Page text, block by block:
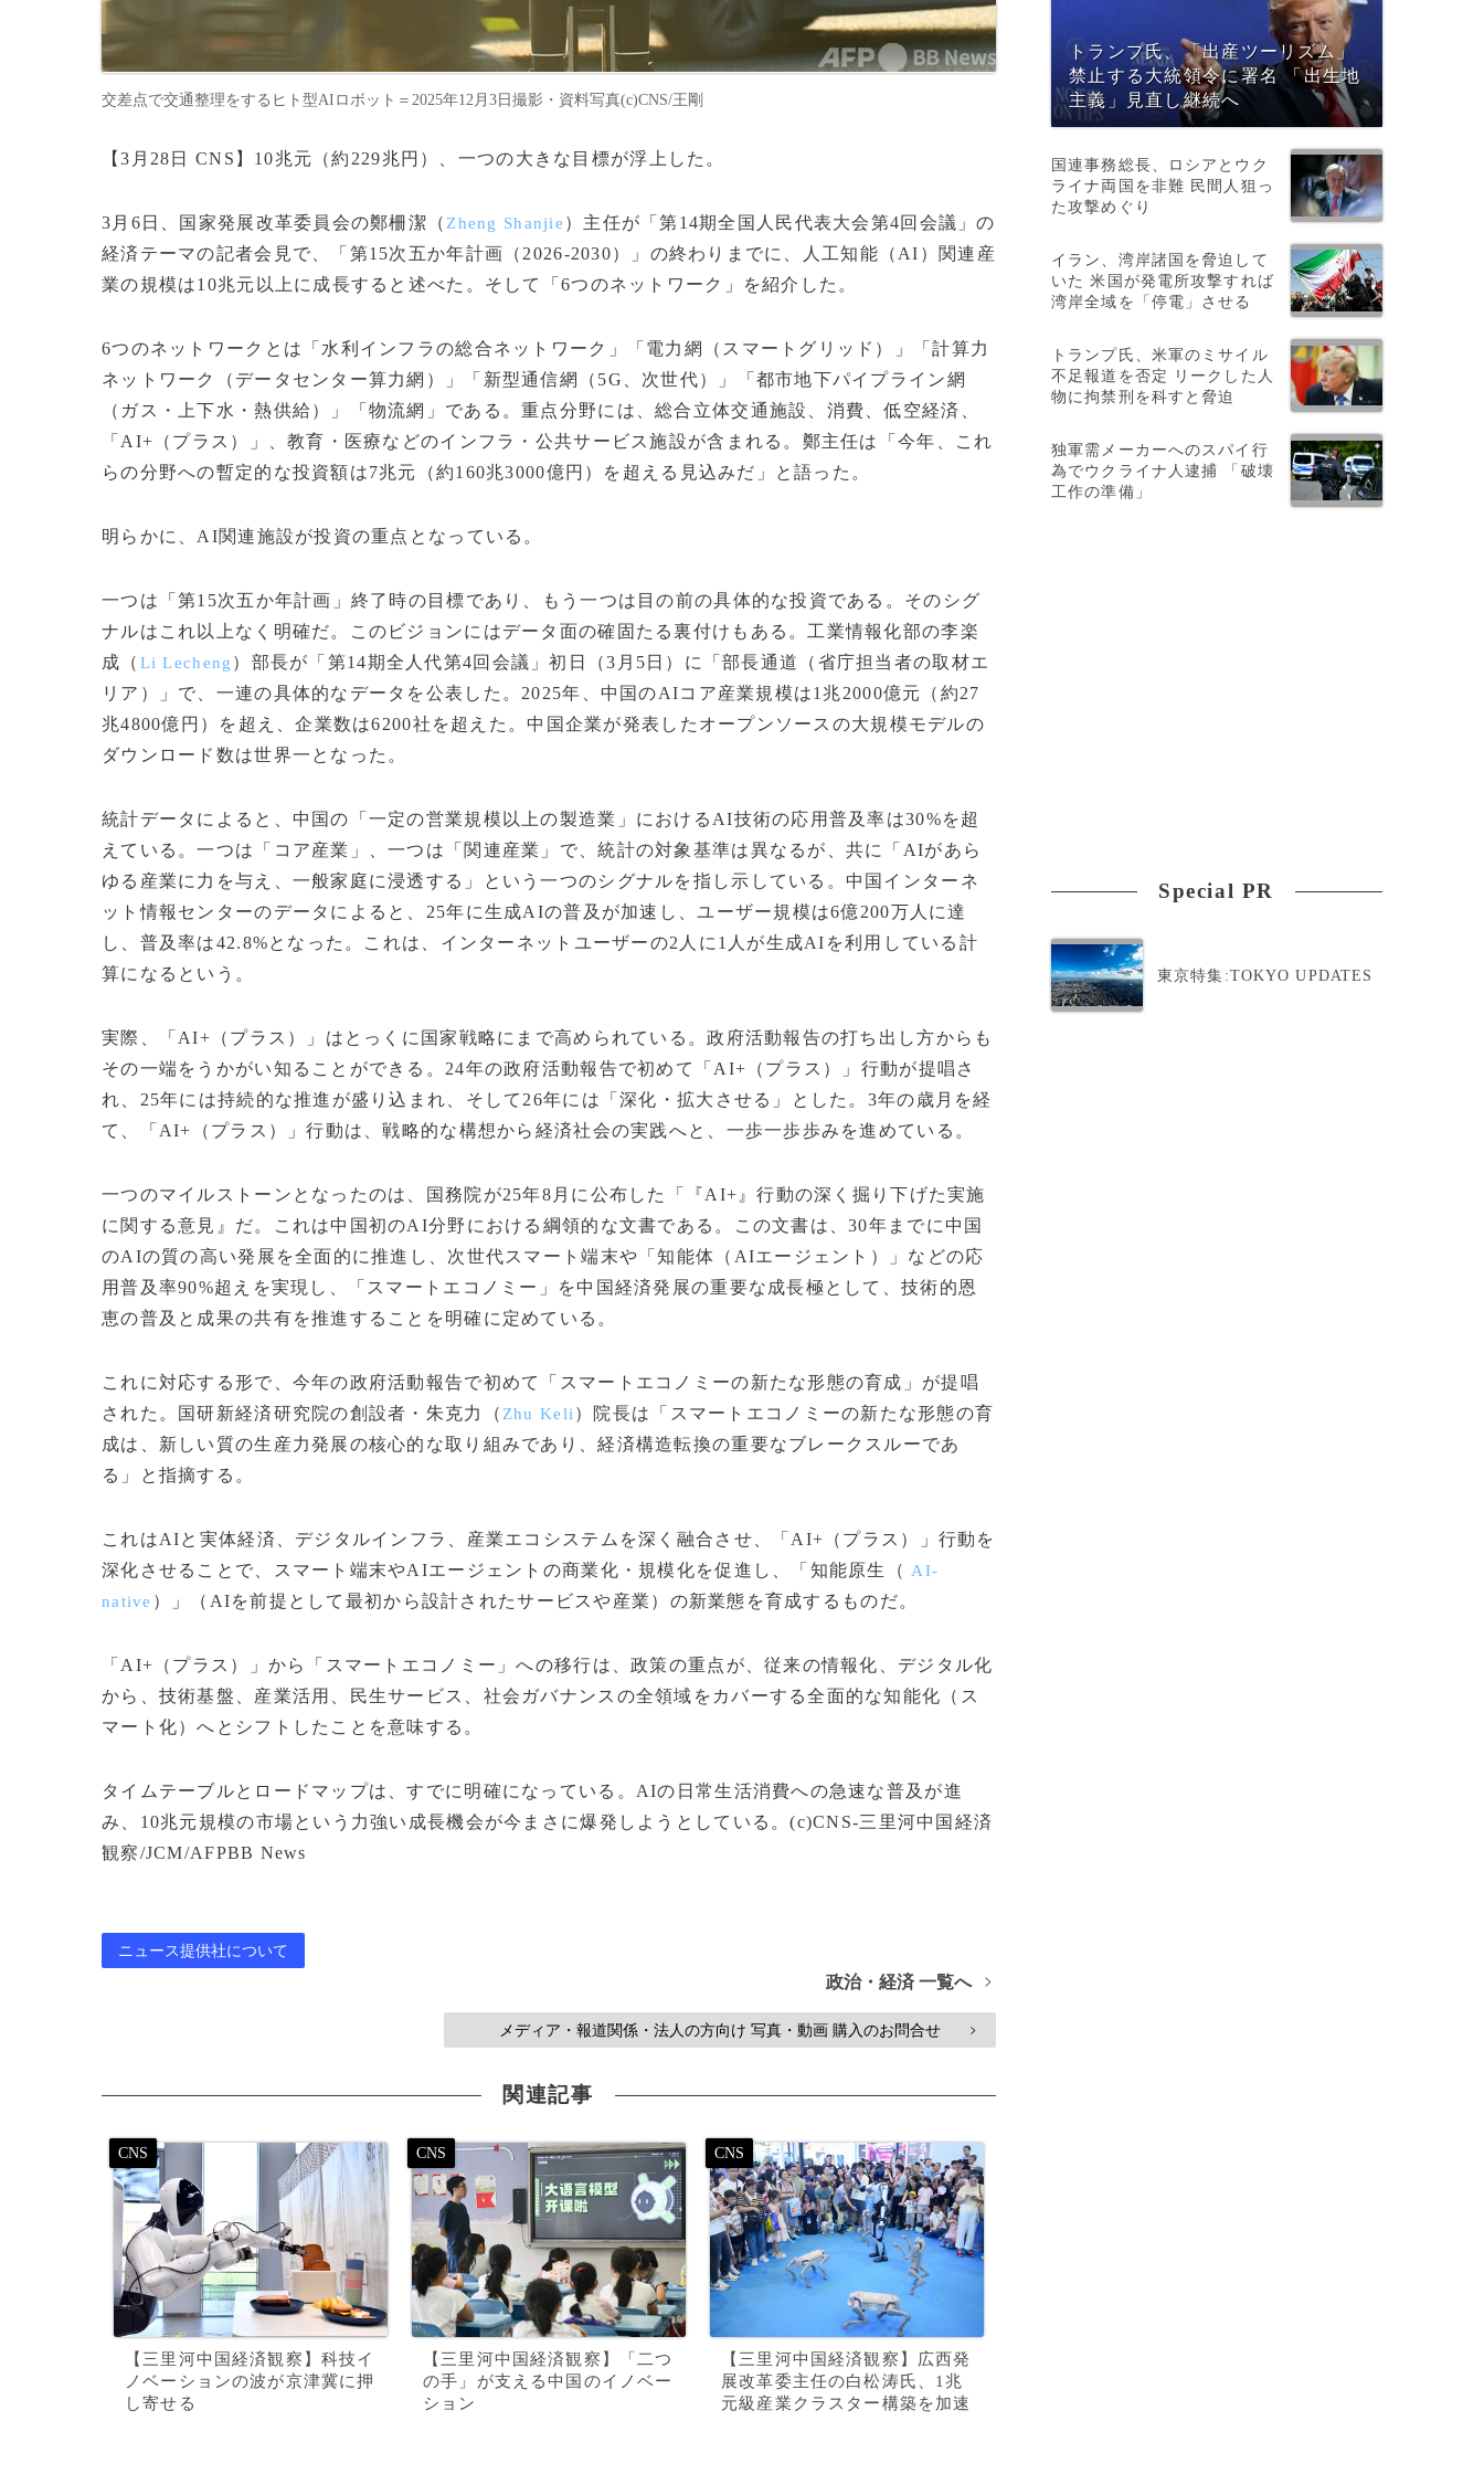
交差点で交通整理をするヒト型AIロボット＝2025年12月3日撮影・資料写真(c)CNS/王剛
【3月28日 CNS】10兆元（約229兆円）、一つの大きな目標が浮上した。
3月6日、国家発展改革委員会の鄭柵潔（ Zheng Shanjie ）主任が「第14期全国人民代表大会第4回会議」の
経済テーマの記者会見で、「第15次五か年計画（2026-2030）」の終わりまでに、人工知能（AI）関連産
業の規模は10兆元以上に成長すると述べた。そして「6つのネットワーク」を紹介した。
6つのネットワークとは「水利インフラの総合ネットワーク」「電力網（スマートグリッド）」「計算力
ネットワーク（データセンター算力網）」「新型通信網（5G、次世代）」「都市地下パイプライン網
（ガス・上下水・熱供給）」「物流網」である。重点分野には、総合立体交通施設、消費、低空経済、
「AI+（プラス）」、教育・医療などのインフラ・公共サービス施設が含まれる。鄭主任は「今年、これ
らの分野への暫定的な投資額は7兆元（約160兆3000億円）を超える見込みだ」と語った。
明らかに、AI関連施設が投資の重点となっている。
一つは「第15次五か年計画」終了時の目標であり、もう一つは目の前の具体的な投資である。そのシグ
ナルはこれ以上なく明確だ。このビジョンにはデータ面の確固たる裏付けもある。工業情報化部の李楽
成（ Li Lecheng ）部長が「第14期全人代第4回会議」初日（3月5日）に「部長通道（省庁担当者の取材エ
リア）」で、一連の具体的なデータを公表した。2025年、中国のAIコア産業規模は1兆2000億元（約27
兆4800億円）を超え、企業数は6200社を超えた。中国企業が発表したオープンソースの大規模モデルの
ダウンロード数は世界一となった。
統計データによると、中国の「一定の営業規模以上の製造業」におけるAI技術の応用普及率は30%を超
えている。一つは「コア産業」、一つは「関連産業」で、統計の対象基準は異なるが、共に「AIがあら
ゆる産業に力を与え、一般家庭に浸透する」という一つのシグナルを指し示している。中国インターネ
ット情報センターのデータによると、25年に生成AIの普及が加速し、ユーザー規模は6億200万人に達
し、普及率は42.8%となった。これは、インターネットユーザーの2人に1人が生成AIを利用している計
算になるという。
実際、「AI+（プラス）」はとっくに国家戦略にまで高められている。政府活動報告の打ち出し方からも
その一端をうかがい知ることができる。24年の政府活動報告で初めて「AI+（プラス）」行動が提唱さ
れ、25年には持続的な推進が盛り込まれ、そして26年には「深化・拡大させる」とした。3年の歳月を経
て、「AI+（プラス）」行動は、戦略的な構想から経済社会の実践へと、一歩一歩歩みを進めている。
一つのマイルストーンとなったのは、国務院が25年8月に公布した「『AI+』行動の深く掘り下げた実施
に関する意見』だ。これは中国初のAI分野における綱領的な文書である。この文書は、30年までに中国
のAIの質の高い発展を全面的に推進し、次世代スマート端末や「知能体（AIエージェント）」などの応
用普及率90%超えを実現し、「スマートエコノミー」を中国経済発展の重要な成長極として、技術的恩
恵の普及と成果の共有を推進することを明確に定めている。
これに対応する形で、今年の政府活動報告で初めて「スマートエコノミーの新たな形態の育成」が提唱
された。国研新経済研究院の創設者・朱克力（ Zhu Keli ）院長は「スマートエコノミーの新たな形態の育
成は、新しい質の生産力発展の核心的な取り組みであり、経済構造転換の重要なブレークスルーであ
る」と指摘する。
これはAIと実体経済、デジタルインフラ、産業エコシステムを深く融合させ、「AI+（プラス）」行動を
深化させることで、スマート端末やAIエージェントの商業化・規模化を促進し、「知能原生（ AI-
native ）」（AIを前提として最初から設計されたサービスや産業）の新業態を育成するものだ。
「AI+（プラス）」から「スマートエコノミー」への移行は、政策の重点が、従来の情報化、デジタル化
から、技術基盤、産業活用、民生サービス、社会ガバナンスの全領域をカバーする全面的な知能化（ス
マート化）へとシフトしたことを意味する。
タイムテーブルとロードマップは、すでに明確になっている。AIの日常生活消費への急速な普及が進
み、10兆元規模の市場という力強い成長機会が今まさに爆発しようとしている。(c)CNS-三里河中国経済
観察/JCM/AFPBB News
ニュース提供社について
政治・経済 一覧へ >
メディア・報道関係・法人の方向け 写真・動画 購入のお問合せ >
関連記事
【三里河中国経済観察】科技イ
ノベーションの波が京津冀に押
し寄せる
【三里河中国経済観察】「二つ
の手」が支える中国のイノベー
ション
【三里河中国経済観察】広西発
展改革委主任の白松涛氏、1兆
元級産業クラスター構築を加速
トランプ氏、「出産ツーリズム」
禁止する大統領令に署名 「出生地
主義」見直し継続へ
国連事務総長、ロシアとウク
ライナ両国を非難 民間人狙っ
た攻撃めぐり
イラン、湾岸諸国を脅迫して
いた 米国が発電所攻撃すれば
湾岸全域を「停電」させる
トランプ氏、米軍のミサイル
不足報道を否定 リークした人
物に拘禁刑を科すと脅迫
独軍需メーカーへのスパイ行
為でウクライナ人逮捕 「破壊
工作の準備」
Special PR
東京特集:TOKYO UPDATES